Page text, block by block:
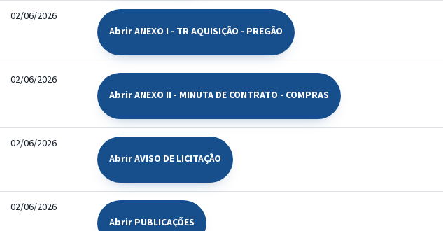
02/06/2026
Abrir ANEXO I - TR AQUISIÇÃO - PREGÃO
02/06/2026
Abrir ANEXO II - MINUTA DE CONTRATO - COMPRAS
02/06/2026
Abrir AVISO DE LICITAÇÃO
02/06/2026
Abrir PUBLICAÇÕES